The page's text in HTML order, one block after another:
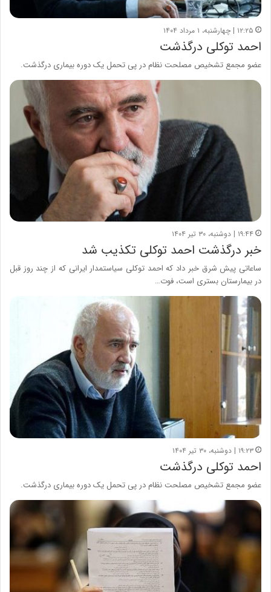
۱۲:۲۵ | چهارشنبه، ۱ مرداد ۱۴۰۴
احمد توکلی درگذشت
عضو مجمع تشخیص مصلحت نظام در پی تحمل یک دوره بیماری درگذشت.
۱۹:۴۴ | دوشنبه، ۳۰ تیر ۱۴۰۴
خبر درگذشت احمد توکلی تکذیب شد
ساعاتی پیش شرق خبر داد که احمد توکلی سیاستمدار ایرانی که از چند روز قبل
در بیمارستان بستری است، فوت…
۱۹:۲۳ | دوشنبه، ۳۰ تیر ۱۴۰۴
احمد توکلی درگذشت
عضو مجمع تشخیص مصلحت نظام در پی تحمل یک دوره بیماری درگذشت.